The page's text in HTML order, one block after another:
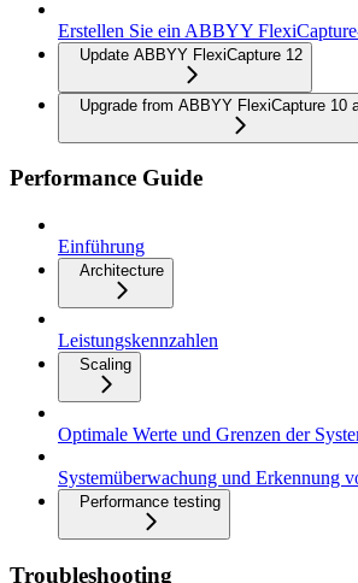
Erstellen Sie ein ABBYY
Update ABBYY FlexiCapture 12
Upgrade from ABBYY FlexiCapture 10
Performance Guide
Einführung
Architecture
Leistungskennzahlen
Scaling
Optimale Werte und Grenzen der
Systemüberwachung und Erkennung
Performance testing
Troubleshooting